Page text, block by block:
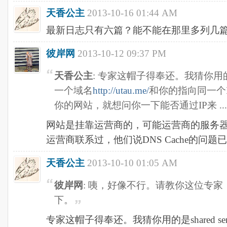
天香公主 2013-10-16 01:44 AM
最新日志只有六篇？能不能在那里多列几
彼岸网 2013-10-12 09:37 PM
天香公主: 专家这帽子得奉还。我猜你用
一个域名http://utau.me/和你的指向同一
你的网站，就想问你一下能否通过IP来 ...
网站是挂靠运营商的，可能运营商的服务
运营商联系过，他们说DNS Cache的问题
天香公主 2013-10-10 01:05 AM
彼岸网: 咦，好像不行。请教你这位专
下。
专家这帽子得奉还。我猜你用的是shared